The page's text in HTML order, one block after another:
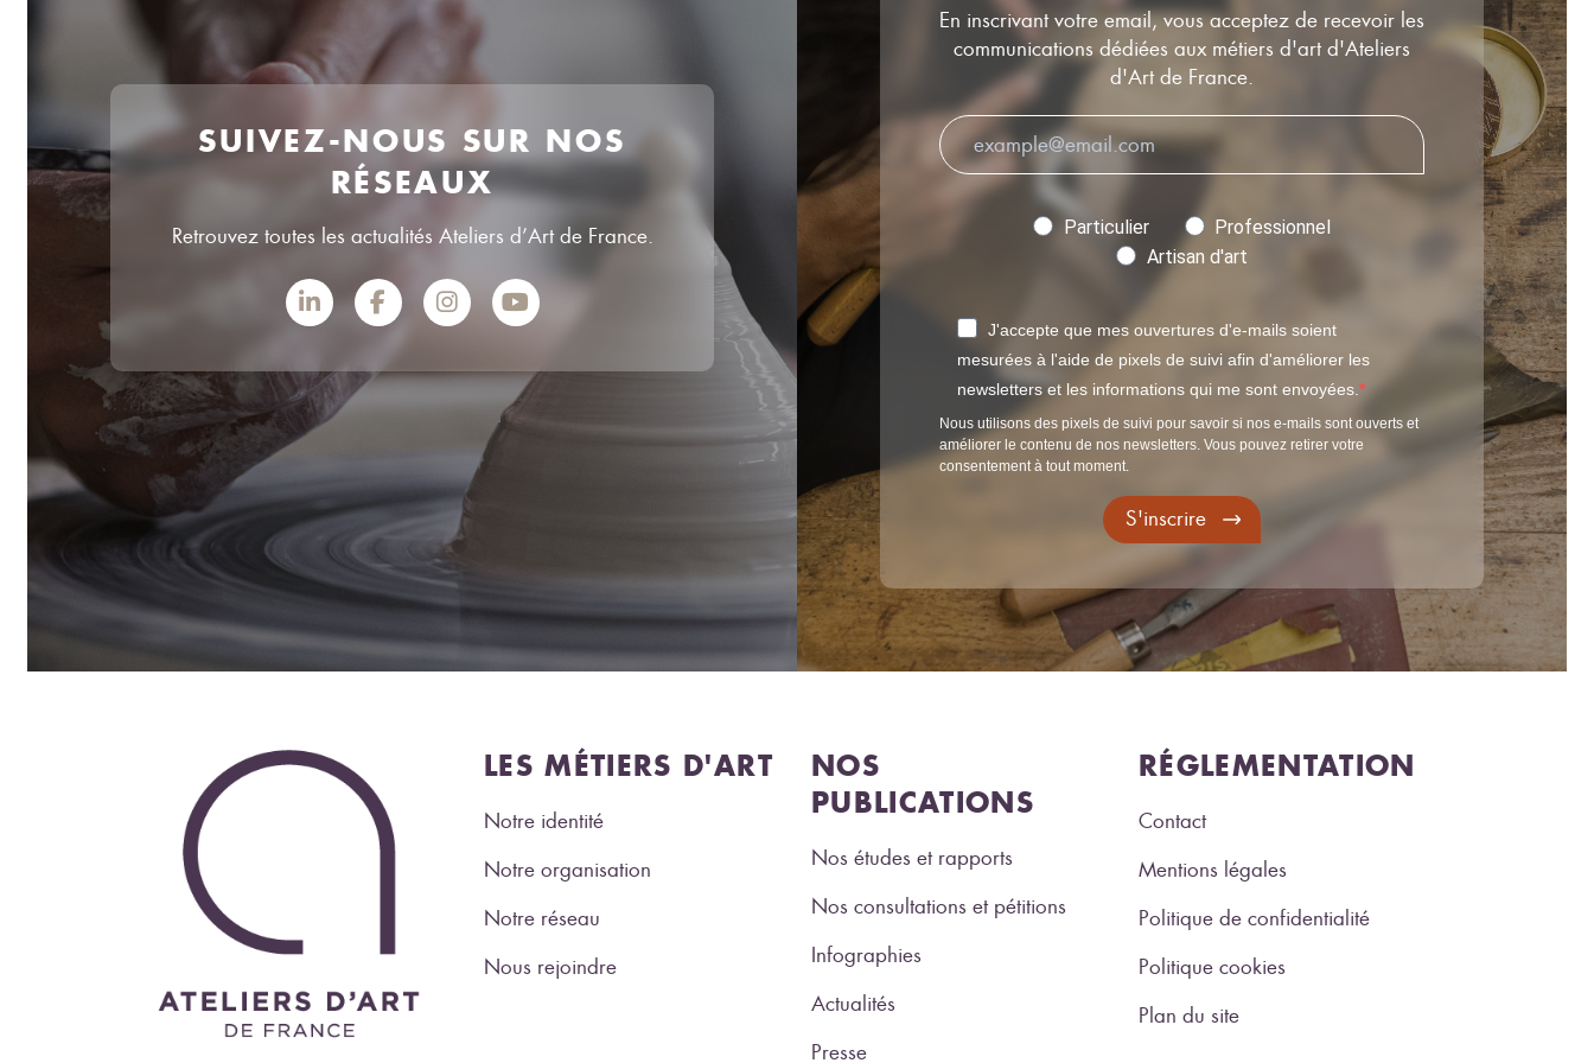
SUIVEZ-NOUS SUR NOS
RÉSEAUX
Retrouvez toutes les actualités Ateliers d’Art de France.
En inscrivant votre email, vous acceptez de recevoir les
communications dédiées aux métiers d'art d'Ateliers
d'Art de France.
Particulier
Professionnel
Artisan d'art
J'accepte que mes ouvertures d'e-mails soient
mesurées à l'aide de pixels de suivi afin d'améliorer les
newsletters et les informations qui me sont envoyées.
Nous utilisons des pixels de suivi pour savoir si nos e-mails sont ouverts et
améliorer le contenu de nos newsletters. Vous pouvez retirer votre
consentement à tout moment.
S'inscrire
LES MÉTIERS D'ART
Notre identité
Notre organisation
Notre réseau
Nous rejoindre
NOS
PUBLICATIONS
Nos études et rapports
Nos consultations et pétitions
Infographies
Actualités
Presse
RÉGLEMENTATION
Contact
Mentions légales
Politique de confidentialité
Politique cookies
Plan du site